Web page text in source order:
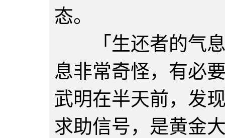
态。
「生还者的气息
息非常奇怪，有必
武明在半天前，发
求助信号，是黄金